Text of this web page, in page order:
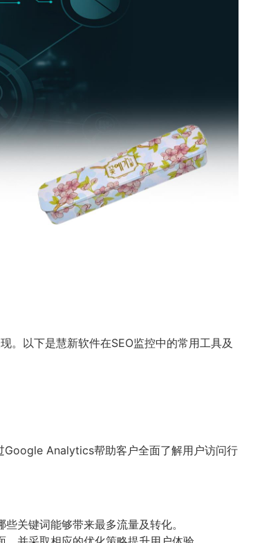
。以下是慧新软件在SEO监控中的常用工具及
Analytics帮助客户全面了解用户访问行
关键词能够带来最多流量及转化。